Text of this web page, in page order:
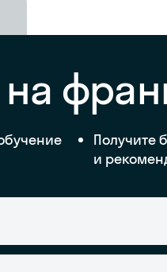
на
Получите
и